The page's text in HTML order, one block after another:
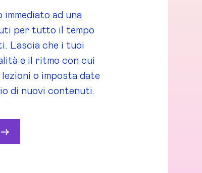
ad una
per tutto il tempo
Lascia che i tuoi
e il ritmo con cui
o imposta date
di nuovi contenuti.
>